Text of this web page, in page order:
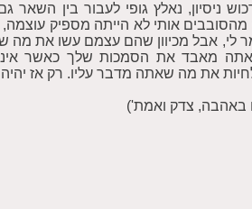
ניסיון, נאלץ גופי לעבור בין השאר
אותי לא הייתה מספיק עוצמה,
לי, אבל מכיוון שהם עצמם עשו את מה
אתה מאבד את הסמכות שלך כאשר
את מה שאתה מדבר עליו. רק אז
באהבה, צדק ואמת')